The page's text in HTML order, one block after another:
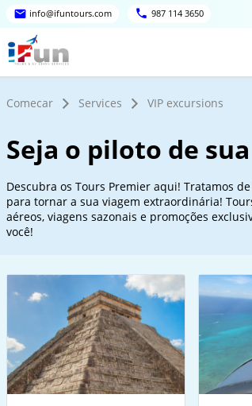
info@ifuntours.com 987 114 3650
Comecar Services VIP excursions
Seja o piloto de
Descubra os Tours Premier aqui! Tratamos
para tornar a sua viagem extraordinária!
aéreos, viagens sazonais e promoções
você!